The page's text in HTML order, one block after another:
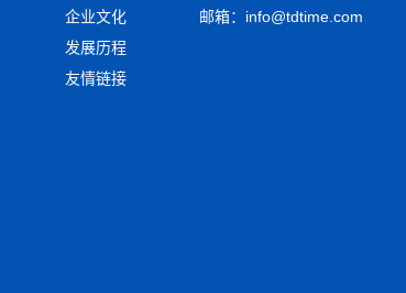
企业文化
发展历程
友情链接
邮箱：info@tdtime.com